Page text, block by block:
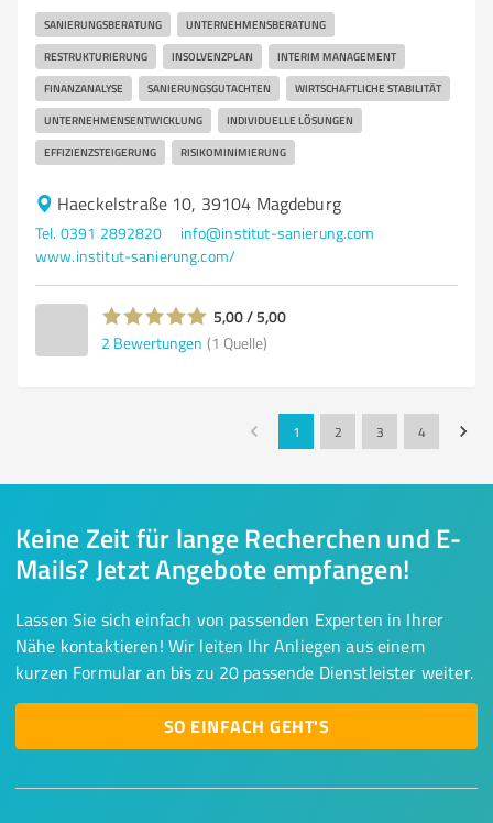
SANIERUNGSBERATUNG UNTERNEHMENSBERATUNG
RESTRUKTURIERUNG INSOLVENZPLAN INTERIM MANAGEMENT
FINANZANALYSE SANIERUNGSGUTACHTEN WIRTSCHAFTLICHE STABILITÄT
UNTERNEHMENSENTWICKLUNG INDIVIDUELLE LÖSUNGEN
EFFIZIENZSTEIGERUNG RISIKOMINIMIERUNG
Haeckelstraße 10, 39104 Magdeburg
Tel. 0391 2892820
info@institut-sanierung.com
www.institut-sanierung.com/
5,00 / 5,00
2 Bewertungen (1 Quelle)
1 2 3 4
Keine Zeit für lange Recherchen und E-
Mails? Jetzt Angebote empfangen!
Lassen Sie sich einfach von passenden Experten in Ihrer
Nähe kontaktieren! Wir leiten Ihr Anliegen aus einem
kurzen Formular an bis zu 20 passende Dienstleister weiter.
SO EINFACH GEHT'S